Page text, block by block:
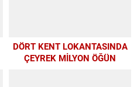
DÖRT KENT LOKANTASINDA
ÇEYREK MİLYON ÖĞÜN